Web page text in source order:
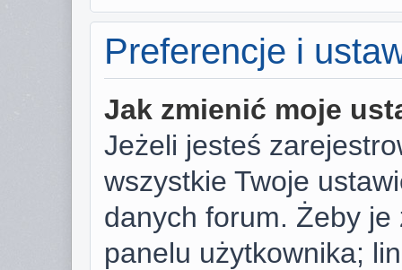
Preferencje i
Jak zmienić moje
Jeżeli jesteś
wszystkie Twoje
danych forum. Żeby
panelu użytkownika;